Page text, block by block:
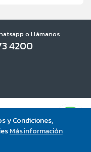
y Condiciones,
Más información
o Llámanos
4200